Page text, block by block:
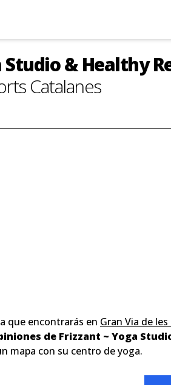
Studio & Healthy
Catalanes
que encontrarás en Gran Via de
de Frizzant ~ Yoga
mapa con su centro de yoga.